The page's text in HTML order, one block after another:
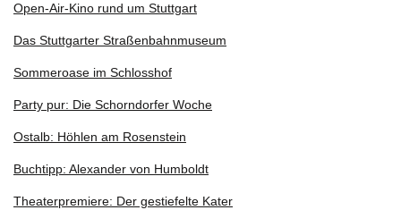
Open-Air-Kino rund um Stuttgart
Das Stuttgarter Straßenbahnmuseum
Sommeroase im Schlosshof
Party pur: Die Schorndorfer Woche
Ostalb: Höhlen am Rosenstein
Buchtipp: Alexander von Humboldt
Theaterpremiere: Der gestiefelte Kater